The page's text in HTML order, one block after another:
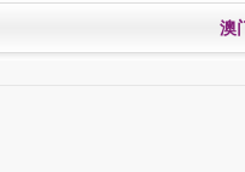
澳